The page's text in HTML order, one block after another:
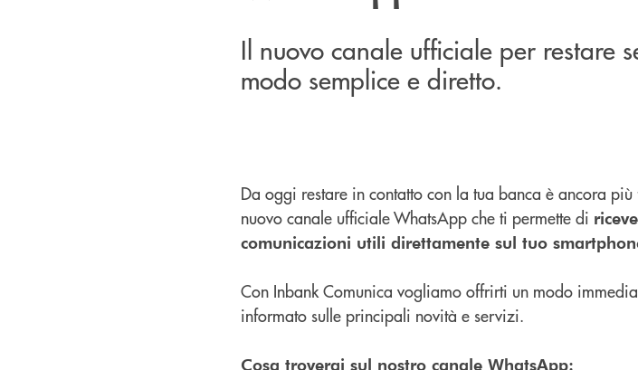
Il nuovo canale ufficiale per restare
modo semplice e diretto.
Da oggi restare in contatto con la tua banca è ancora
nuovo canale ufficiale WhatsApp che ti permette di
comunicazioni utili direttamente sul tuo
Con Inbank Comunica vogliamo offrirti un modo
informato sulle principali novità e servizi.
Cosa troverai sul nostro canale WhatsApp: